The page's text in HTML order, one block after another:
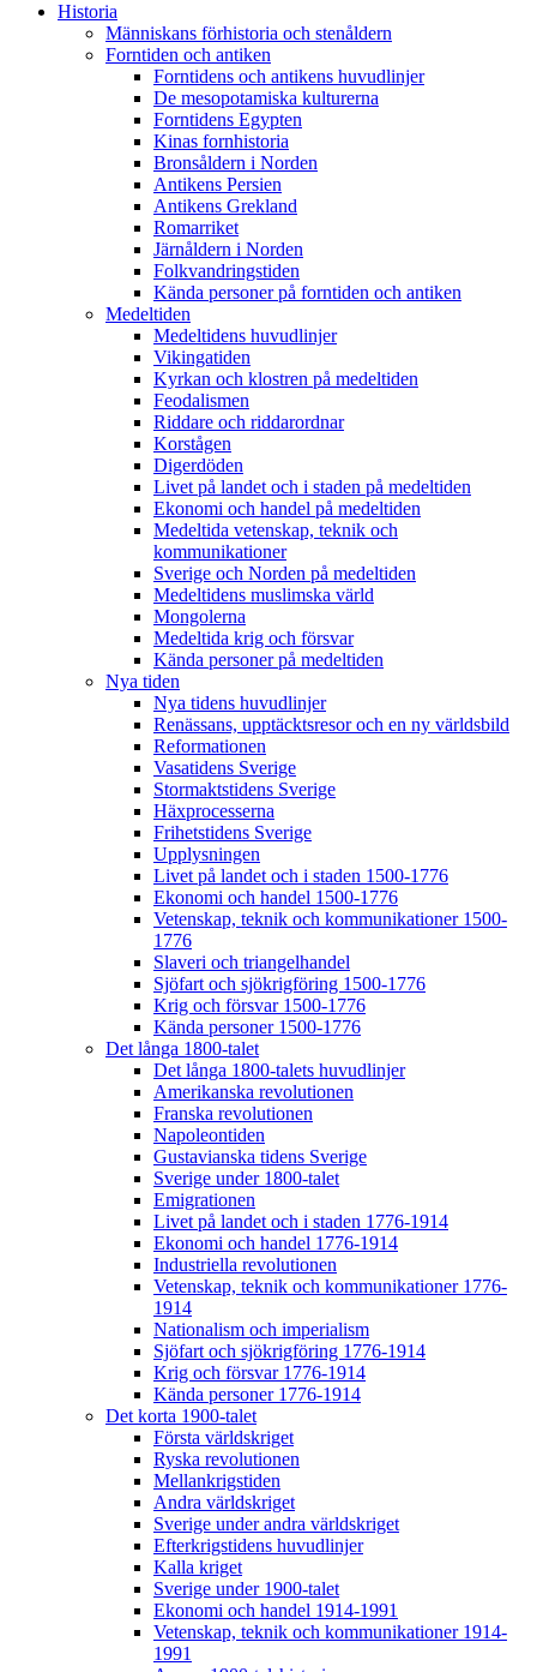
Historia
Människans förhistoria och stenåldern
Forntiden och antiken
Forntidens och antikens huvudlinjer
De mesopotamiska kulturerna
Forntidens Egypten
Kinas fornhistoria
Bronsåldern i Norden
Antikens Persien
Antikens Grekland
Romarriket
Järnåldern i Norden
Folkvandringstiden
Kända personer på forntiden och antiken
Medeltiden
Medeltidens huvudlinjer
Vikingatiden
Kyrkan och klostren på medeltiden
Feodalismen
Riddare och riddarordnar
Korstågen
Digerdöden
Livet på landet och i staden på medeltiden
Ekonomi och handel på medeltiden
Medeltida vetenskap, teknik och
kommunikationer
Sverige och Norden på medeltiden
Medeltidens muslimska värld
Mongolerna
Medeltida krig och försvar
Kända personer på medeltiden
Nya tiden
Nya tidens huvudlinjer
Renässans, upptäcktsresor och en ny världsbild
Reformationen
Vasatidens Sverige
Stormaktstidens Sverige
Häxprocesserna
Frihetstidens Sverige
Upplysningen
Livet på landet och i staden 1500-1776
Ekonomi och handel 1500-1776
Vetenskap, teknik och kommunikationer 1500-
1776
Slaveri och triangelhandel
Sjöfart och sjökrigföring 1500-1776
Krig och försvar 1500-1776
Kända personer 1500-1776
Det långa 1800-talet
Det långa 1800-talets huvudlinjer
Amerikanska revolutionen
Franska revolutionen
Napoleontiden
Gustavianska tidens Sverige
Sverige under 1800-talet
Emigrationen
Livet på landet och i staden 1776-1914
Ekonomi och handel 1776-1914
Industriella revolutionen
Vetenskap, teknik och kommunikationer 1776-
1914
Nationalism och imperialism
Sjöfart och sjökrigföring 1776-1914
Krig och försvar 1776-1914
Kända personer 1776-1914
Det korta 1900-talet
Första världskriget
Ryska revolutionen
Mellankrigstiden
Andra världskriget
Sverige under andra världskriget
Efterkrigstidens huvudlinjer
Kalla kriget
Sverige under 1900-talet
Ekonomi och handel 1914-1991
Vetenskap, teknik och kommunikationer 1914-
1991